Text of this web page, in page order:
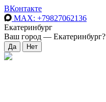
ВКонтакте
MAX: +79827062136
Екатеринбург
Ваш город — Екатеринбург?